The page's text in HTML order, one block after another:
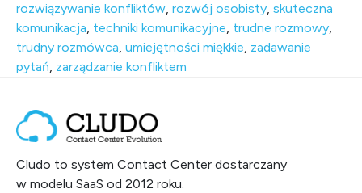
rozwiązywanie konfliktów, rozwój osobisty, skuteczna
komunikacja, techniki komunikacyjne, trudne rozmowy,
trudny rozmówca, umiejętności miękkie, zadawanie
pytań, zarządzanie konfliktem
Cludo to system Contact Center dostarczany
w modelu SaaS od 2012 roku.